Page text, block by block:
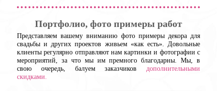
Портфолио, фото примеры работ
Представляем вашему вниманию фото примеры декора для
свадьбы и других проектов живьем «как есть». Довольные
клиенты регулярно отправляют нам картинки и фотографии с
мероприятий, за что мы им премного благодарны. Мы, в
свою очередь, балуем заказчиков дополнительными
скидками.